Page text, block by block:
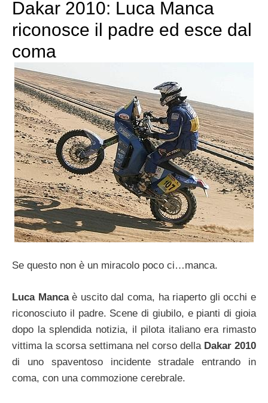
Dakar 2010: Luca Manca
riconosce il padre ed esce dal
coma
Se questo non è un miracolo poco ci…manca.
Luca Mancaè uscito dal coma, ha riaperto gli occhi e
riconosciuto il padre. Scene di giubilo, e pianti di gioia
dopo la splendida notizia, il pilota italiano era rimasto
vittima la scorsa settimana nel corso della Dakar 2010
di uno spaventoso incidente stradale entrando in
coma, con una commozione cerebrale.